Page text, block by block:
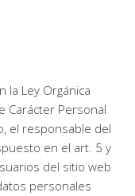
la Ley Orgánica
Carácter Personal
el responsable del
en el art. 5 y
del sitio web
personales